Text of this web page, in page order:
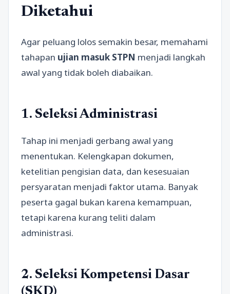
Diketahui
Agar peluang lolos semakin besar, memahami
tahapan ujian masuk STPN menjadi langkah
awal yang tidak boleh diabaikan.
1. Seleksi Administrasi
Tahap ini menjadi gerbang awal yang
menentukan. Kelengkapan dokumen,
ketelitian pengisian data, dan kesesuaian
persyaratan menjadi faktor utama. Banyak
peserta gagal bukan karena kemampuan,
tetapi karena kurang teliti dalam
administrasi.
2. Seleksi Kompetensi Dasar